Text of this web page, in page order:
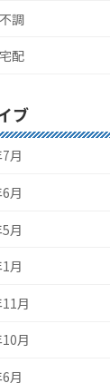
調
配
ブ
月
月
月
月
月
月
月